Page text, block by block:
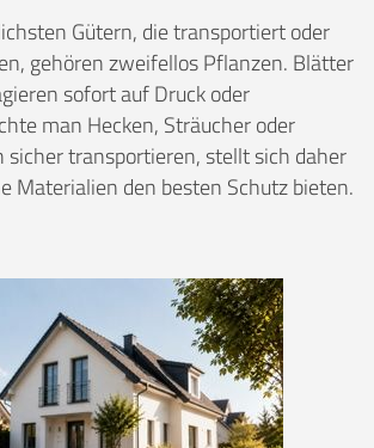
Gütern, die transportiert oder
gehören zweifellos Pflanzen. Blätter
sofort auf Druck oder
man Hecken, Sträucher oder
transportieren, stellt sich daher
Materialien den besten Schutz bieten.